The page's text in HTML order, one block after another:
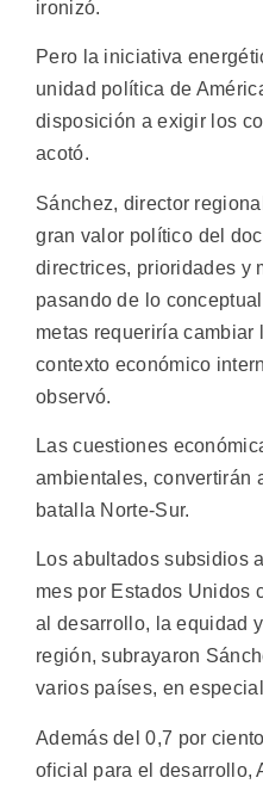
ironizó.
Pero la iniciativa
unidad política de
disposición a exigir los
acotó.
Sánchez, director
gran valor político del
directrices, prioridades y
pasando de lo
metas requeriría
contexto económico
observó.
Las cuestiones
ambientales, convertirán
batalla Norte-Sur.
Los abultados subsidios
mes por Estados Unidos
al desarrollo, la equidad
región, subrayaron
varios países, en
Además del 0,7 por
oficial para el desarrollo,